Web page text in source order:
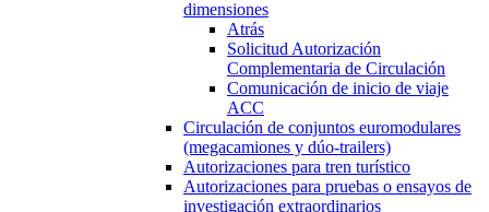
dimensiones
Atrás
Solicitud Autorización
Complementaria de Circulación
Comunicación de inicio de viaje
ACC
Circulación de conjuntos euromodulares
(megacamiones y dúo-trailers)
Autorizaciones para tren turístico
Autorizaciones para pruebas o ensayos de
investigación extraordinarios